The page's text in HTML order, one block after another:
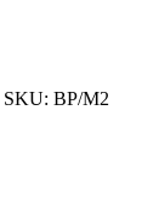
SKU: BP/M2